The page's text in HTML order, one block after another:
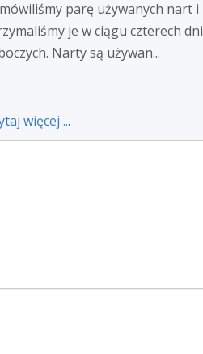
parę używanych nart i
je w ciągu czterech dni
Narty są używan...
więcej ...